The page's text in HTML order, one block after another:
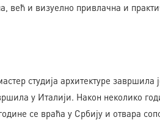
већ и визуелно привлачна и
студија архитектуре завршила
у Италији. Након неколико
се враћа у Србију и отвара